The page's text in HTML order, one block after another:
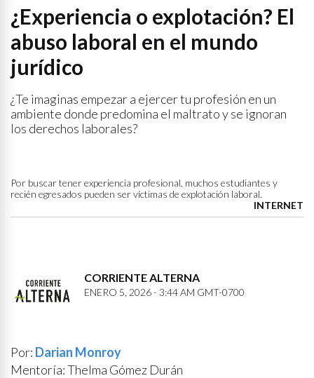
¿Experiencia o explotación? El
abuso laboral en el mundo
jurídico
¿Te imaginas empezar a ejercer tu profesión en un
ambiente donde predomina el maltrato y se ignoran
los derechos laborales?
Por buscar tener experiencia profesional, muchos estudiantes y
recién egresados pueden ser víctimas de explotación laboral.
INTERNET
CORRIENTE ALTERNA
ENERO 5, 2026 - 3:44 AM GMT-0700
Por: Darian Monroy
Mentoría: Thelma Gómez Durán